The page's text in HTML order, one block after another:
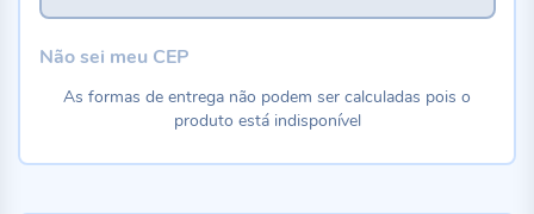
Não sei meu CEP
As formas de entrega não podem ser calculadas pois o
produto está indisponível